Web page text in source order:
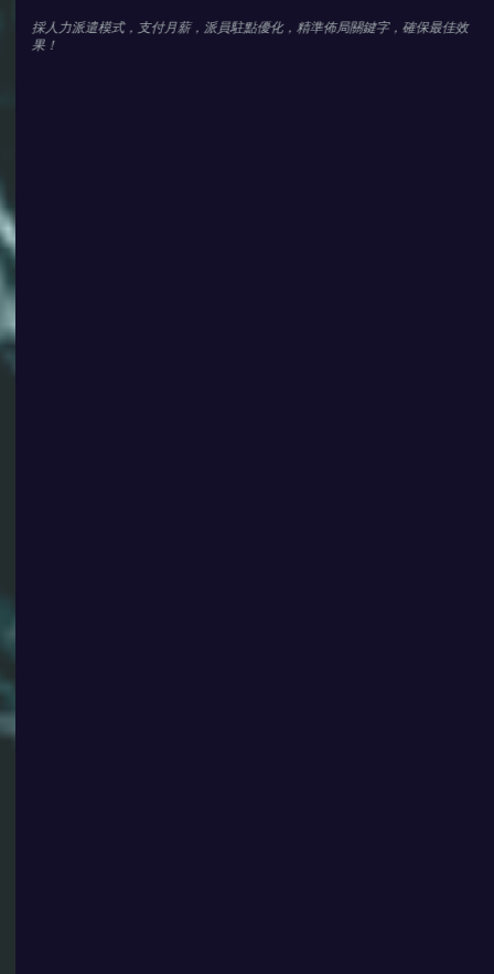
採人力派遣模式，支付月薪，派員駐點優化，精準佈局關鍵字，確保最佳效
果！